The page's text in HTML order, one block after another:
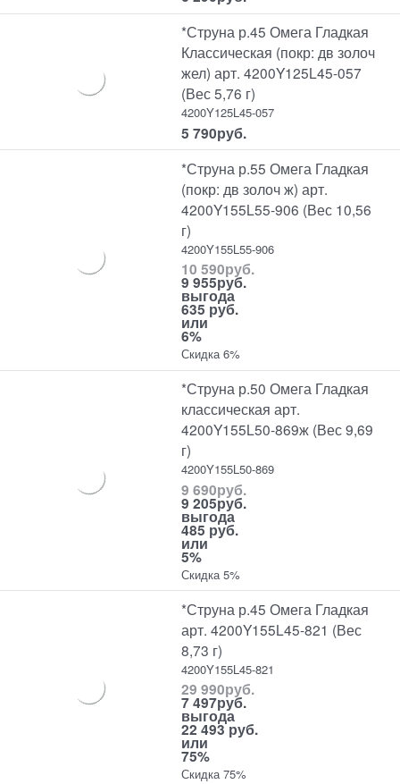
*Струна р.45 Омега Гладкая
Классическая (покр: дв золоч
жел) арт. 4200Y125L45-057
(Вес 5,76 г)
4200Y125L45-057
5 790руб.
*Струна р.55 Омега Гладкая
(покр: дв золоч ж) арт.
4200Y155L55-906 (Вес 10,56
г)
4200Y155L55-906
10 590руб.
9 955руб.
выгода
635 руб.
или
6%
Скидка 6%
*Струна р.50 Омега Гладкая
классическая арт.
4200Y155L50-869ж (Вес 9,69
г)
4200Y155L50-869
9 690руб.
9 205руб.
выгода
485 руб.
или
5%
Скидка 5%
*Струна р.45 Омега Гладкая
арт. 4200Y155L45-821 (Вес
8,73 г)
4200Y155L45-821
29 990руб.
7 497руб.
выгода
22 493 руб.
или
75%
Скидка 75%